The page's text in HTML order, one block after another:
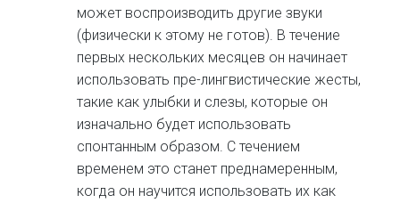
может воспроизводить другие звуки
(физически к этому не готов). В течение
первых нескольких месяцев он начинает
использовать пре-лингвистические жесты,
такие как улыбки и слезы, которые он
изначально будет использовать
спонтанным образом. С течением
временем это станет преднамеренным,
когда он научится использовать их как